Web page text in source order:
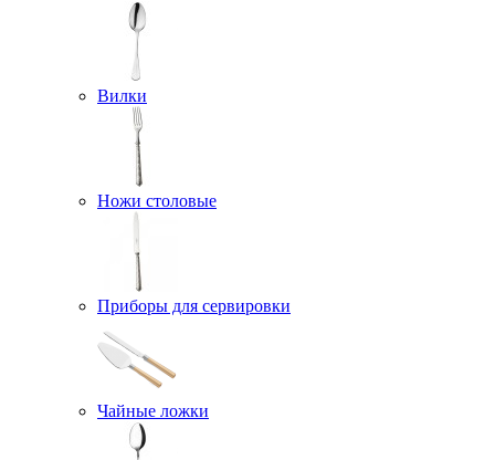
Вилки
Ножи столовые
Приборы для сервировки
Чайные ложки